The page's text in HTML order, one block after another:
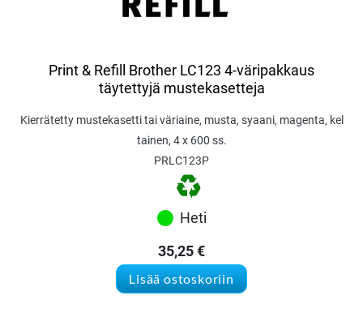
Print & Refill Brother LC123 4-väripakkaus
täytettyjä mustekasetteja
Kierrätetty mustekasetti tai väriaine, musta, syaani, magenta, kel
tainen, 4 x 600 ss.
PRLC123P
Heti
35,25€
Lisää ostoskoriin